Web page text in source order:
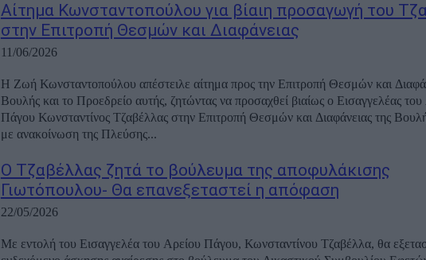
Αίτημα Κωνσταντοπούλου για βίαιη προσαγωγή του
στην Επιτροπή Θεσμών και Διαφάνειας
11/06/2026
Η Ζωή Κωνσταντοπούλου απέστειλε αίτημα προς την Επιτροπή Θεσμών και
Βουλής και το Προεδρείο αυτής, ζητώντας να προσαχθεί βιαίως ο Εισαγγελέας
Πάγου Κωνσταντίνος Τζαβέλλας στην Επιτροπή Θεσμών και Διαφάνειας της
με ανακοίνωση της Πλεύσης...
Ο Τζαβέλλας ζητά το βούλευμα της αποφυλάκισης
Γιωτόπουλου- Θα επανεξεταστεί η απόφαση
22/05/2026
Με εντολή του Εισαγγελέα του Αρείου Πάγου, Κωνσταντίνου Τζαβέλλα, θα